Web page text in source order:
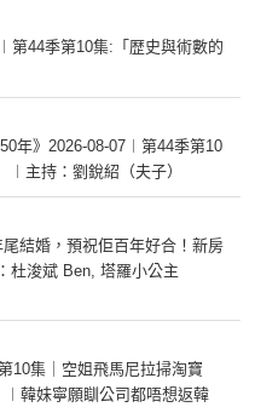
第44季第10集:「歴史與術數的
年》2026-08-07︱第44季第10
︱主持：劉銳紹（夫子）
尾結婚，預祝佢百年好合！新房
杜浚斌 Ben, 塔羅小公主
10集｜空姐飛馬尼拉掃淘寶
韓妹寧願瞓公司都唔想返韓